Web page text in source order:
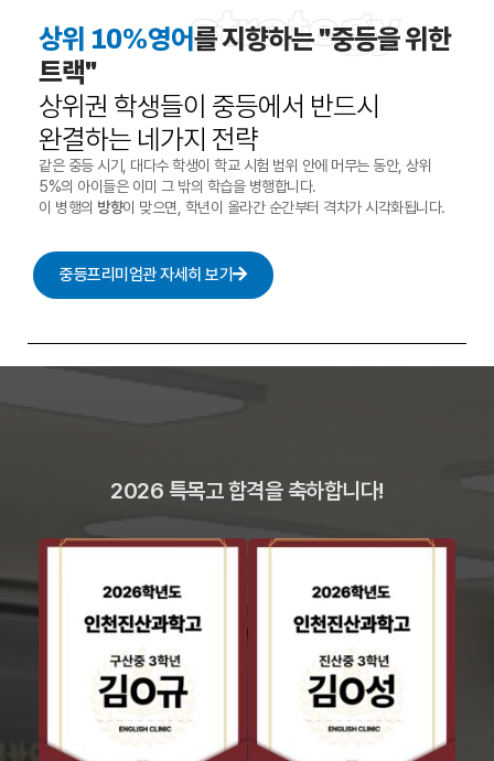
strategy
상위 10%영어를 지향하는 "중등을 위한
트랙"
상위권 학생들이 중등에서 반드시
완결하는 네가지 전략
같은 중등 시기, 대다수 학생이 학교 시험 범위 안에 머무는 동안, 상위
5%의 아이들은 이미 그 밖의 학습을 병행합니다.
이 병행의 방향이 맞으면, 학년이 올라간 순간부터 격차가 시각화됩니다.
중등프리미엄관 자세히 보기
2026 특목고 합격을 축하합니다!